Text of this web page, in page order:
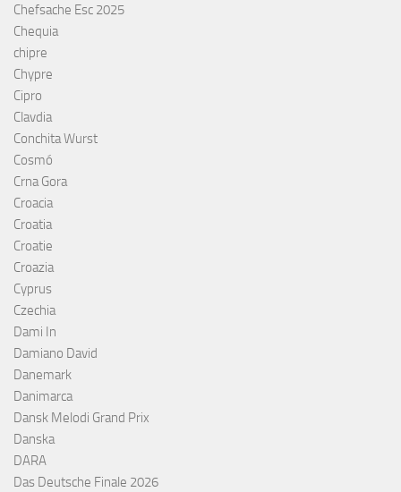
Chefsache Esc 2025
Chequia
chipre
Chypre
Cipro
Clavdia
Conchita Wurst
Cosmó
Crna Gora
Croacia
Croatia
Croatie
Croazia
Cyprus
Czechia
Dami In
Damiano David
Danemark
Danimarca
Dansk Melodi Grand Prix
Danska
DARA
Das Deutsche Finale 2026